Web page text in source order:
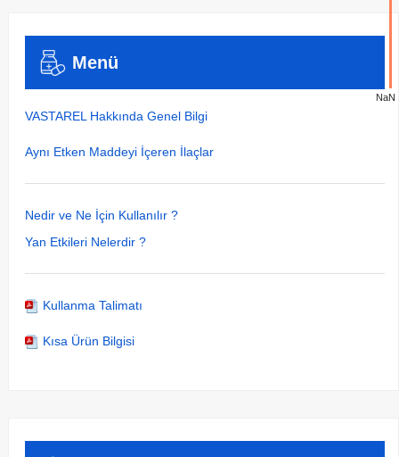
Menü
VASTAREL Hakkında Genel Bilgi
Aynı Etken Maddeyi İçeren İlaçlar
Nedir ve Ne İçin Kullanılır ?
Yan Etkileri Nelerdir ?
Kullanma Talimatı
Kısa Ürün Bilgisi
NaN